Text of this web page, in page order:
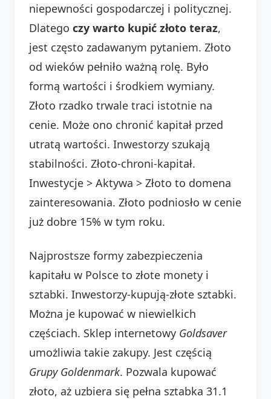
niepewności gospodarczej i politycznej.
Dlatego czy warto kupić złoto teraz,
jest często zadawanym pytaniem. Złoto
od wieków pełniło ważną rolę. Było
formą wartości i środkiem wymiany.
Złoto rzadko trwale traci istotnie na
cenie. Może ono chronić kapitał przed
utratą wartości. Inwestorzy szukają
stabilności. Złoto-chroni-kapitał.
Inwestycje > Aktywa > Złoto to domena
zainteresowania. Złoto podniosło w cenie
już dobre 15% w tym roku.
Najprostsze formy zabezpieczenia
kapitału w Polsce to złote monety i
sztabki. Inwestorzy-kupują-złote sztabki.
Można je kupować w niewielkich
częściach. Sklep internetowy Goldsaver
umożliwia takie zakupy. Jest częścią
Grupy Goldenmark. Pozwala kupować
złoto, aż uzbiera się pełna sztabka 31.1